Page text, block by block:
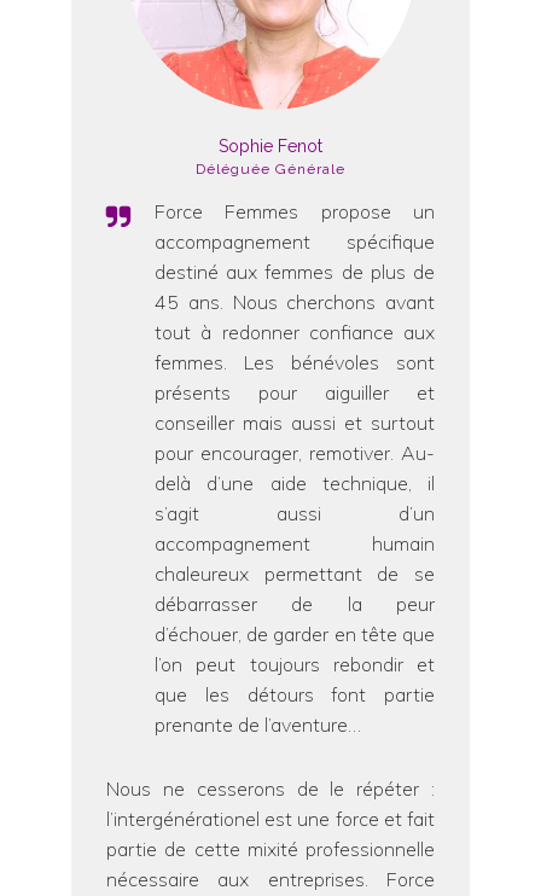
Sophie Fenot
Déléguée Générale
Force Femmes propose un
accompagnement spécifique
destiné aux femmes de plus de
45 ans. Nous cherchons avant
tout à redonner confiance aux
femmes. Les bénévoles sont
présents pour aiguiller et
conseiller mais aussi et surtout
pour encourager, remotiver. Au-
delà d’une aide technique, il
s’agit aussi d’un
accompagnement humain
chaleureux permettant de se
débarrasser de la peur
d’échouer, de garder en tête que
l’on peut toujours rebondir et
que les détours font partie
prenante de l’aventure…
Nous ne cesserons de le répéter :
l’intergénérationel est une force et fait
partie de cette mixité professionnelle
nécessaire aux entreprises. Force